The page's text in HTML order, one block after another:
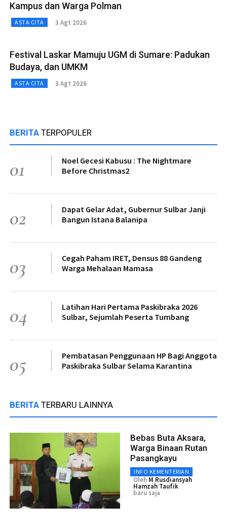
Kampus dan Warga Polman
ASTA CITA 3 Agt 2026
Festival Laskar Mamuju UGM di Sumare: Padukan
Budaya, dan UMKM
ASTA CITA 3 Agt 2026
BERITA TERPOPULER
01
Noel Gecesi Kabusu : The Nightmare
Before Christmas2
02
Dapat Gelar Adat, Gubernur Sulbar Janji
Bangun Istana Balanipa
03
Cegah Paham IRET, Densus 88 Gandeng
Warga Mehalaan Mamasa
04
Latihan Hari Pertama Paskibraka 2026
Sulbar, Sejumlah Peserta Tumbang
05
Pembatasan Penggunaan HP Bagi Anggota
Paskibraka Sulbar Selama Karantina
BERITA TERBARU LAINNYA
Bebas Buta Aksara,
Warga Binaan Rutan
Pasangkayu
INFO KEMENTERIAN
Oleh M Rusdiansyah
Hamzah Taufik
baru saja